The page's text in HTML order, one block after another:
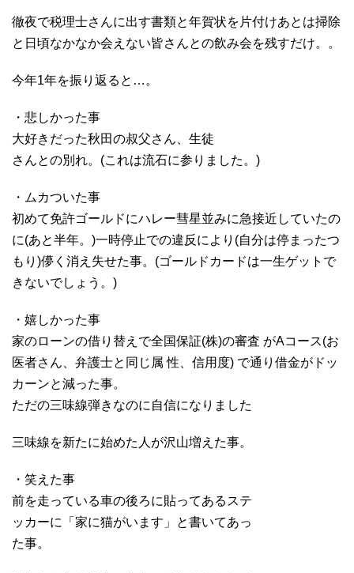
徹夜で税理士さんに出す書類と年賀状を片付けあとは掃除
と日頃なかなか会えない皆さんとの飲み会を残すだけ。。
今年1年を振り返ると…。
・悲しかった事
大好きだった秋田の叔父さん、生徒
さんとの別れ。(これは流石に参りました。)
・ムカついた事
初めて免許ゴールドにハレー彗星並みに急接近していたの
に(あと半年。)一時停止での違反により(自分は停まったつ
もり)儚く消え失せた事。(ゴールドカードは一生ゲットで
きないでしょう。)
・嬉しかった事
家のローンの借り替えで全国保証(株)の審査 がAコース(お
医者さん、弁護士と同じ属 性、信用度) で通り借金がドッ
カーンと減った事。
ただの三味線弾きなのに自信になりました
三味線を新たに始めた人が沢山増えた事。
・笑えた事
前を走っている車の後ろに貼ってあるステ
ッカーに「家に猫がいます」と書いてあっ
た事。